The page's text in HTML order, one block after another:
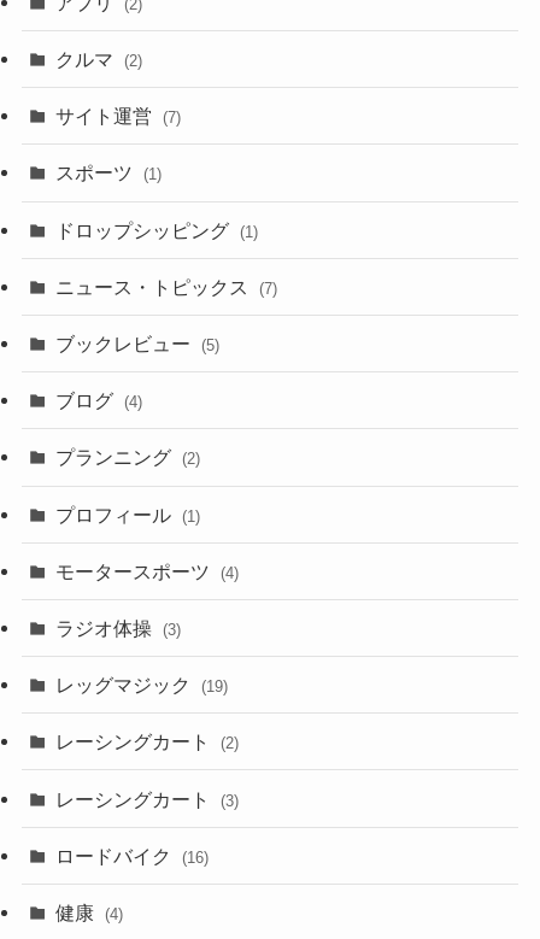
(2)
クルマ (2)
サイト運営 (7)
スポーツ (1)
ドロップシッピング (1)
ニュース・トピックス (7)
ブックレビュー (5)
ブログ (4)
プランニング (2)
プロフィール (1)
モータースポーツ (4)
ラジオ体操 (3)
レッグマジック (19)
レーシングカート (2)
レーシングカート (3)
ロードバイク (16)
健康 (4)